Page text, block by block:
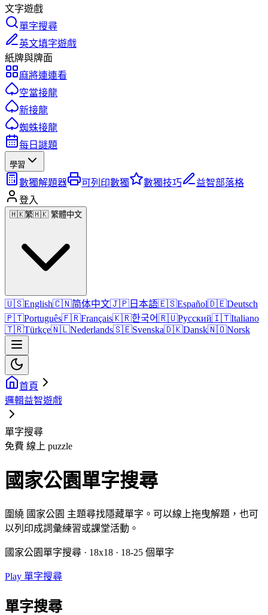
文字遊戲
單字搜尋
英文填字遊戲
紙牌與牌面
麻將連連看
空當接龍
新接龍
蜘蛛接龍
每日謎題
學習
數獨解題器 可列印數獨 數獨技巧
益智部落格
登入
🇭🇰繁🇭🇰 繁體中文
🇺🇸English🇨🇳简体中文🇯🇵 日本語🇪🇸Español🇩🇪Deutsch
🇵🇹Português🇫🇷Français🇰🇷한국어🇷🇺Русский🇮🇹Italiano
🇹🇷Türkçe🇳🇱Nederlands🇸🇪Svenska🇩🇰Dansk🇳🇴Norsk
首頁
邏輯益智遊戲
單字搜尋
免費 線上 puzzle
國家公園單字搜尋
圍繞 國家公園 主題尋找隱藏單字。可以線上拖曳解題，也可
以列印成詞彙練習或課堂活動。
國家公園單字搜尋 · 18x18 · 18-25 個單字
Play 單字搜尋
單字搜尋